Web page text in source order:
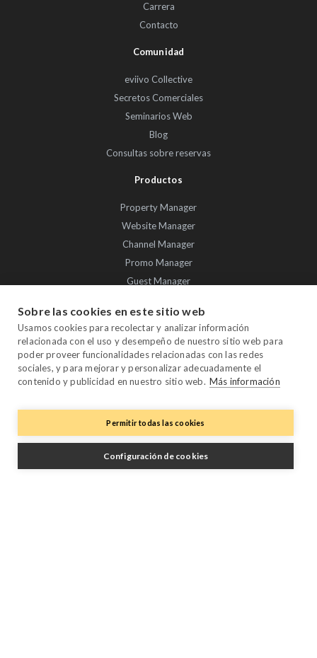
Carrera
Contacto
Comunidad
eviivo Collective
Secretos Comerciales
Seminarios Web
Blog
Consultas sobre reservas
Productos
Property Manager
Website Manager
Channel Manager
Promo Manager
Guest Manager
Payment Manager
Owner Manager
Trustpilot
Sobre las cookies en este sitio web
Usamos cookies para recolectar y analizar información
relacionada con el uso y desempeño de nuestro sitio web para
poder proveer funcionalidades relacionadas con las redes
sociales, y para mejorar y personalizar adecuadamente el
contenido y publicidad en nuestro sitio web. Más información
Permitir todas las cookies
Configuración de cookies